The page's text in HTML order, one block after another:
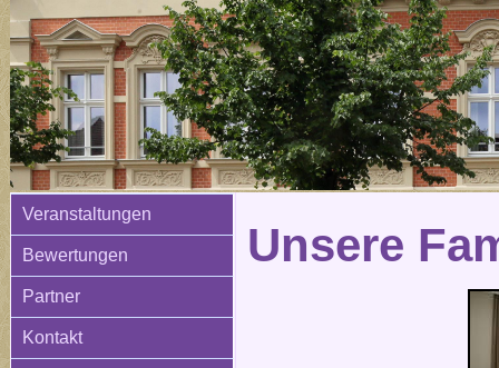
Veranstaltungen
Bewertungen
Partner
Kontakt
Unsere